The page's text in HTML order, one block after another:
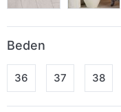
Beden
36 37 38